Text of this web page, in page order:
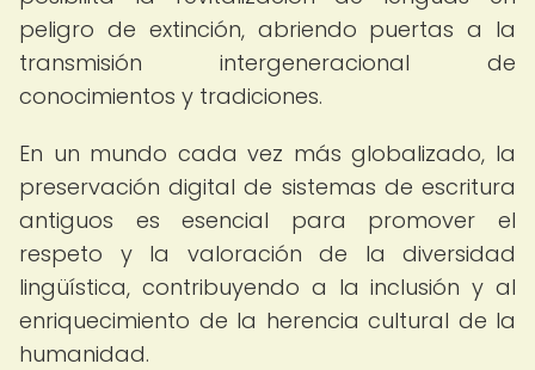
peligro de extinción, abriendo puertas a la
transmisión intergeneracional de
conocimientos y tradiciones.
En un mundo cada vez más globalizado, la
preservación digital de sistemas de escritura
antiguos es esencial para promover el
respeto y la valoración de la diversidad
lingüística, contribuyendo a la inclusión y al
enriquecimiento de la herencia cultural de la
humanidad.